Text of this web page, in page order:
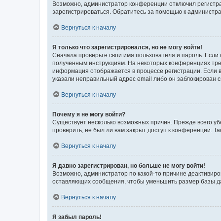
Возможно, администратор конференции отключил
зарегистрироваться. Обратитесь за помощью к
Вернуться к началу
Я только что зарегистрировался, но не могу войти!
Сначала проверьте свои имя пользователя и пароль.
полученным инструкциям. На некоторых конференциях
информация отображается в процессе регистрации.
указали неправильный адрес email либо он
Вернуться к началу
Почему я не могу войти?
Существует несколько возможных причин. Прежде всего
проверить, не был ли вам закрыт доступ к конференции.
Вернуться к началу
Я давно зарегистрирован, но больше не могу войти!
Возможно, администратор по какой-то причине
оставляющих сообщения, чтобы уменьшить размер базы
Вернуться к началу
Я забыл пароль!